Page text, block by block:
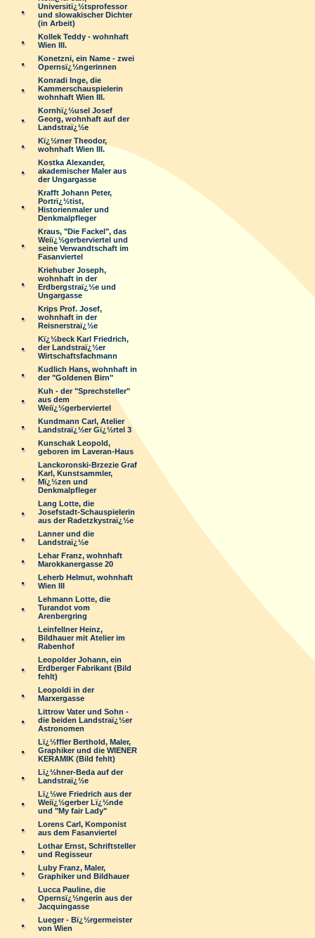
Universitï¿½tsprofessor
und slowakischer Dichter
(in Arbeit)
Kollek Teddy - wohnhaft
Wien III.
Konetzni, ein Name - zwei
Opernsï¿½ngerinnen
Konradi Inge, die
Kammerschauspielerin
wohnhaft Wien III.
Kornhï¿½usel Josef
Georg, wohnhaft auf der
Landstraï¿½e
Kï¿½rner Theodor,
wohnhaft Wien III.
Kostka Alexander,
akademischer Maler aus
der Ungargasse
Krafft Johann Peter,
Portrï¿½tist,
Historienmaler und
Denkmalpfleger
Kraus, "Die Fackel", das
Weiï¿½gerberviertel und
seine Verwandtschaft im
Fasanviertel
Kriehuber Joseph,
wohnhaft in der
Erdbergstraï¿½e und
Ungargasse
Krips Prof. Josef,
wohnhaft in der
Reisnerstraï¿½e
Kï¿½beck Karl Friedrich,
der Landstraï¿½er
Wirtschaftsfachmann
Kudlich Hans, wohnhaft in
der "Goldenen Birn"
Kuh - der "Sprechsteller"
aus dem
Weiï¿½gerberviertel
Kundmann Carl, Atelier
Landstraï¿½er Gï¿½rtel 3
Kunschak Leopold,
geboren im Laveran-Haus
Lanckoronski-Brzezie Graf
Karl, Kunstsammler,
Mï¿½zen und
Denkmalpfleger
Lang Lotte, die
Josefstadt-Schauspielerin
aus der Radetzkystraï¿½e
Lanner und die
Landstraï¿½e
Lehar Franz, wohnhaft
Marokkanergasse 20
Leherb Helmut, wohnhaft
Wien III
Lehmann Lotte, die
Turandot vom
Arenbergring
Leinfellner Heinz,
Bildhauer mit Atelier im
Rabenhof
Leopolder Johann, ein
Erdberger Fabrikant (Bild
fehlt)
Leopoldi in der
Marxergasse
Littrow Vater und Sohn -
die beiden Landstraï¿½er
Astronomen
Lï¿½ffler Berthold, Maler,
Graphiker und die WIENER
KERAMIK (Bild fehlt)
Lï¿½hner-Beda auf der
Landstraï¿½e
Lï¿½we Friedrich aus der
Weiï¿½gerber Lï¿½nde
und "My fair Lady"
Lorens Carl, Komponist
aus dem Fasanviertel
Lothar Ernst, Schriftsteller
und Regisseur
Luby Franz, Maler,
Graphiker und Bildhauer
Lucca Pauline, die
Opernsï¿½ngerin aus der
Jacquingasse
Lueger - Bï¿½rgermeister
von Wien